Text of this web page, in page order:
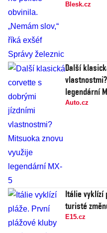
Blesk.cz
Další
legendární
Auto.cz
Itálie vyklízí
turisté
E15.cz